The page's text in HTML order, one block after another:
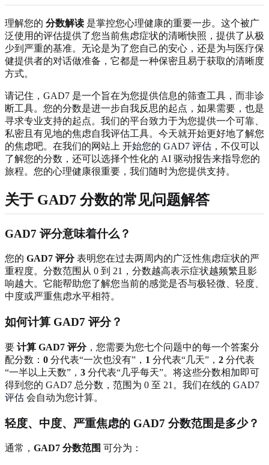
理解您的 分数解读 是掌控您心理健康的重要一步。这个被广
泛使用的评估提供了您当前焦虑症状的清晰快照，提供了从极
少到严重的基准。无论是为了您自己的安心，还是为与医疗保
健提供者的对话做准备，它都是一种保密且易于获取的清晰度
方式。
请记住，GAD7 是一个旨在为您提供信息的筛查工具，而非诊
断工具。您的分数是进一步自我反思的起点，如果需要，也是
寻求专业支持的起点。我们的平台致力于为您提供一个可靠、
私密且有见地的焦虑自我评估工具。今天就开始更好地了解您
的焦虑吧。在我们的网站上 开始您的 GAD7 评估 ，不仅可以
了解您的分数，还可以选择个性化的 AI 驱动报告来指导您的
旅程。您的心理健康很重要，我们随时为您提供支持。
关于 GAD7 分数的常见问题解答
GAD7 评分意味着什么？
您的 GAD7 评分表明您在过去两周内的广泛性焦虑症状的严
重程度。分数范围从 0 到 21，分数越高表示症状越频繁且影
响越大。它能帮助您了解您当前的感觉是否与极轻微、轻度、
中度或严重焦虑水平相符。
如何计算 GAD7 评分？
要 计算 GAD7 评分，您需要为您七个问题中的每一个答案分
配分数： 0 分代表“一次也没有”， 1 分代表“几天”， 2 分代表
“一半以上天数”， 3 分代表“几乎每天”。将这些分数相加即可
得到您的 GAD7 总分数，范围为 0 至 21。我们在线的 GAD7
评估 会自动为您计算。
轻度、中度、严重焦虑的 GAD7 分数范围是多少？
通常， GAD7 分数范围 可分为：